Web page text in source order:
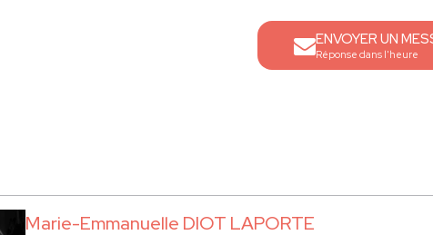
ENVOYER UN
Réponse dans l'heure
Marie-Emmanuelle DIOT LAPORTE